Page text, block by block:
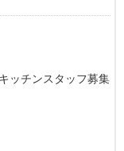
ッチンスタッフ募集